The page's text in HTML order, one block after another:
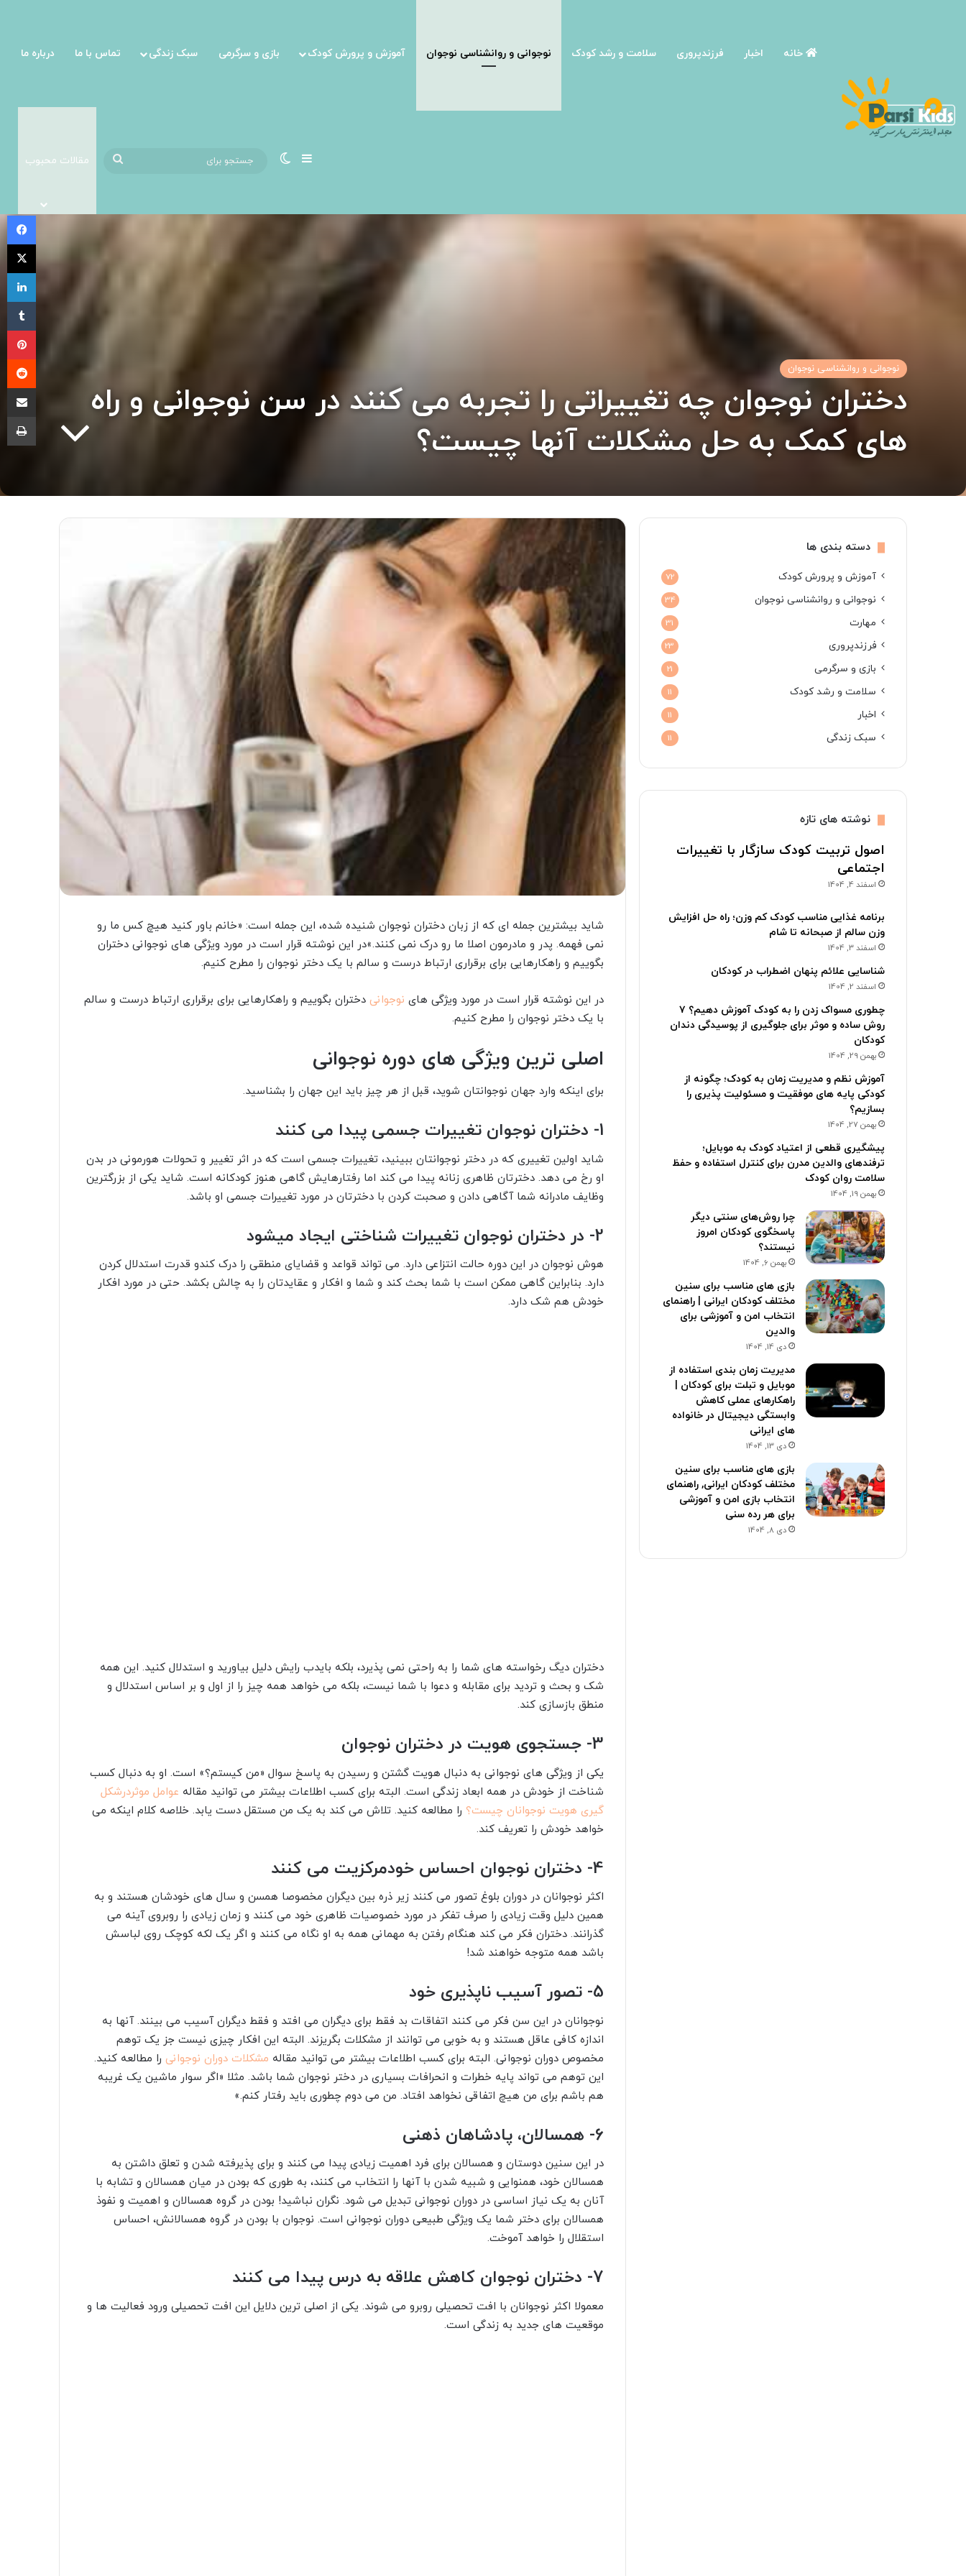
خانه اخبار فرزندپروری سلامت و رشد کودک نوجوانی و روانشناسی نوجوان آموزش و پرورش کودک بازی و سرگرمی سبک زندگی تماس با ما درباره ما
نوارکناریتغییر پوسته
جستجومقالات محبوب
صفحه اصلی دختران نوجوان چه تغییراتی را تجربه می کنند در سن نوجوانی و راه های کمک به حل مشکلات آنها چیست؟
نوجوانی و روانشناسی نوجوان
دختران نوجوان چه تغییراتی را تجربه می کنند در سن نوجوانی و راه
های کمک به حل مشکلات آنها چیست؟
شاید بیشترین جمله ای که از زبان دختران نوجوان شنیده شده، این جمله است: «خانم باور کنید هیچ کس ما رو
نمی فهمه. پدر و مادرمون اصلا ما رو درک نمی کنند.»در این نوشته قرار است در مورد ویژگی های نوجوانی دختران
بگوییم و راهکارهایی برای برقراری ارتباط درست و سالم با یک دختر نوجوان را مطرح کنیم.
در این نوشته قرار است در مورد ویژگی های نوجوانی دختران بگوییم و راهکارهایی برای برقراری ارتباط درست و سالم
با یک دختر نوجوان را مطرح کنیم.
اصلی ترین ویژگی های دوره نوجوانی
برای اینکه وارد جهان نوجوانتان شوید، قبل از هر چیز باید این جهان را بشناسید.
1- دختران نوجوان تغییرات جسمی پیدا می کنند
شاید اولین تغییری که در دختر نوجوانتان ببینید، تغییرات جسمی است که در اثر تغییر و تحولات هورمونی در بدن
او رخ می دهد. دخترتان ظاهری زنانه پیدا می کند اما رفتارهایش گاهی هنوز کودکانه است. شاید یکی از بزرگترین
وظایف مادرانه شما آگاهی دادن و صحبت کردن با دخترتان در مورد تغییرات جسمی او باشد.
2- در دختران نوجوان تغییرات شناختی ایجاد میشود
هوش نوجوان در این دوره حالت انتزاعی دارد. می تواند قواعد و قضایای منطقی را درک کندو قدرت استدلال کردن
دارد. بنابراین گاهی ممکن است با شما بحث کند و شما و افکار و عقایدتان را به چالش بکشد. حتی در مورد افکار
خودش هم شک دارد.
دختران دیگ رخواسته های شما را به راحتی نمی پذیرد، بلکه بایدب رایش دلیل بیاورید و استدلال کنید. این همه
شک و بحث و تردید برای مقابله و دعوا با شما نیست، بلکه می خواهد همه چیز را از اول و بر اساس استدلال و
منطق بازسازی کند.
3- جستجوی هویت در دختران نوجوان
یکی از ویژگی های نوجوانی به دنبال هویت گشتن و رسیدن به پاسخ سوال «من کیستم؟» است. او به دنبال کسب
شناخت از خودش در همه ابعاد زندگی است. البته برای کسب اطلاعات بیشتر می توانید مقاله عوامل موثردرشکل
گیری هویت نوجوانان چیست؟ را مطالعه کنید. تلاش می کند به یک من مستقل دست یابد. خلاصه کلام اینکه می
خواهد خودش را تعریف کند.
4- دختران نوجوان احساس خودمرکزیت می کنند
اکثر نوجوانان در دوران بلوغ تصور می کنند زیر ذره بین دیگران مخصوصا همسن و سال های خودشان هستند و به
همین دلیل وقت زیادی را صرف تفکر در مورد خصوصیات ظاهری خود می کنند و زمان زیادی را روبروی آینه می
گذرانند. دختران فکر می کند هنگام رفتن به مهمانی همه به او نگاه می کنند و اگر یک لکه کوچک روی لباسش
باشد همه متوجه خواهند شد!
5- تصور آسیب ناپذیری خود
نوجوانان در این سن فکر می کنند اتفاقات بد فقط برای دیگران می افتد و فقط دیگران آسیب می بینند. آنها به
اندازه کافی عاقل هستند و به خوبی می توانند از مشکلات بگریزند. البته این افکار چیزی نیست جز یک توهم
مخصوص دوران نوجوانی. البته برای کسب اطلاعات بیشتر می توانید مقاله مشکلات دوران نوجوانی را مطالعه کنید.
این توهم می تواند پایه خطرات و انحرافات بسیاری در دختر نوجوان شما باشد. مثلا «اگر سوار ماشین یک غریبه
هم باشم برای من هیچ اتفاقی نخواهد افتاد. من می دوم چطوری باید رفتار کنم.»
6- همسالان، پادشاهان ذهنی
در این سنین دوستان و همسالان برای فرد اهمیت زیادی پیدا می کنند و برای پذیرفته شدن و تعلق داشتن به
همسالان خود، همنوایی و شبیه شدن با آنها را انتخاب می کنند، به طوری که بودن در میان همسالان و تشابه با
آنان به یک نیاز اساسی در دوران نوجوانی تبدیل می شود. نگران نباشید! بودن در گروه همسالان و اهمیت و نفوذ
همسالان برای دختر شما یک ویژگی طبیعی دوران نوجوانی است. نوجوان با بودن در گروه همسالانش، احساس
استقلال را خواهد آموخت.
7- دختران نوجوان کاهش علاقه به درس پیدا می کنند
معمولا اکثر نوجوانان با افت تحصیلی روبرو می شوند. یکی از اصلی ترین دلایل این افت تحصیلی ورود فعالیت ها و
موقعیت های جدید به زندگی است.
دسته بندی ها
آموزش و پرورش کودک 72
نوجوانی و روانشناسی نوجوان 34
مهارت 31
فرزندپروری 23
بازی و سرگرمی 21
سلامت و رشد کودک 11
اخبار 11
سبک زندگی 11
نوشته های تازه
اصول تربیت کودک سازگار با تغییرات
اجتماعی
اسفند 4, 1404
برنامه غذایی مناسب کودک کم وزن؛ راه حل افزایش
وزن سالم از صبحانه تا شام
اسفند 3, 1404
شناسایی علائم پنهان اضطراب در کودکان
اسفند 2, 1404
چطوری مسواک زدن را به کودک آموزش دهیم؟ ۷
روش ساده و موثر برای جلوگیری از پوسیدگی دندان
کودکان
بهمن 29, 1404
آموزش نظم و مدیریت زمان به کودک؛ چگونه از
کودکی پایه های موفقیت و مسئولیت پذیری را
بسازیم؟
بهمن 27, 1404
پیشگیری قطعی از اعتیاد کودک به موبایل؛
ترفندهای والدین مدرن برای کنترل استفاده و حفظ
سلامت روان کودک
بهمن 19, 1404
چرا روش‌های سنتی دیگر
پاسخگوی کودکان امروز
نیستند؟
بهمن 6, 1404
بازی های مناسب برای سنین
مختلف کودکان ایرانی | راهنمای
انتخاب امن و آموزشی برای
والدین
دی 14, 1404
مدیریت زمان بندی استفاده از
موبایل و تبلت برای کودکان |
راهکارهای عملی کاهش
وابستگی دیجیتال در خانواده
های ایرانی
دی 13, 1404
بازی های مناسب برای سنین
مختلف کودکان ایرانی, راهنمای
انتخاب بازی امن و آموزشی
برای هر رده سنی
دی 8, 1404
X
اشتراک